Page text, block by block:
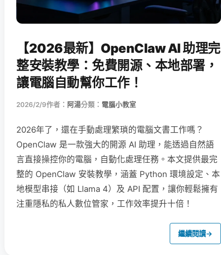
【2026最新】OpenClaw AI 助理完
整安裝教學：免費開源、本地部署，
讓電腦自動幫你工作！
2026/2/9作者： 阿湯分類： 電腦小教室
2026年了，還在手動處理繁瑣的電腦文書工作嗎？
OpenClaw 是一款強大的開源 AI 助理，能透過自然語
言直接操控你的電腦，自動化處理任務。本文提供最完
整的 OpenClaw 安裝教學，涵蓋 Python 環境設定、本
地模型串接（如 Llama 4）及 API 配置，讓你輕鬆擁有
注重隱私的私人數位管家，工作效率提升十倍！
繼續閱讀→